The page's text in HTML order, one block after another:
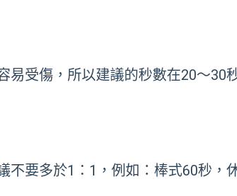
受傷，所以建議的秒數在20～30
不要多於1：1，例如：棒式60秒，